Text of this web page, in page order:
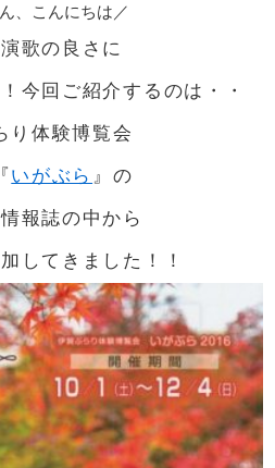
、こんにちは／
歌の良さに
今回ご紹介するのは・・
り体験博覧会
いがぶら 』の
報誌の中から
してきました！！